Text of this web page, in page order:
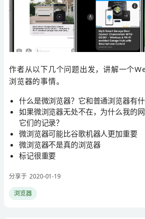
作者从以下几个问题出发，讲解一个
浏览器的事情。
什么是微浏览器？它和普通浏览器有什
如果微浏览器无处不在，为什么我的
它们的记录？
微浏览器可能比谷歌机器人更加重要
微浏览器不是真的浏览器
标记很重要
分享于 2020-01-19
浏览器